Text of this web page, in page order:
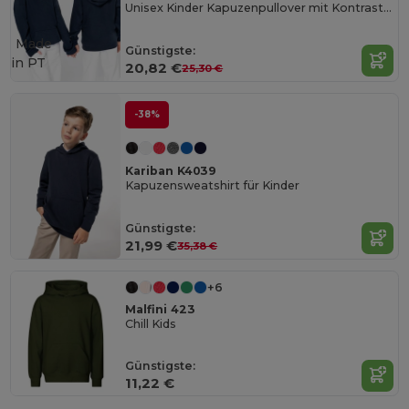
Unisex Kinder Kapuzenpullover mit Kontrastmuster
Günstigste:
20,82 €25,30 €
Made
in PT
-38%
Kariban K4039
Kapuzensweatshirt für Kinder
Günstigste:
21,99 €35,38 €
+6
Malfini 423
Chill Kids
Günstigste:
11,22 €